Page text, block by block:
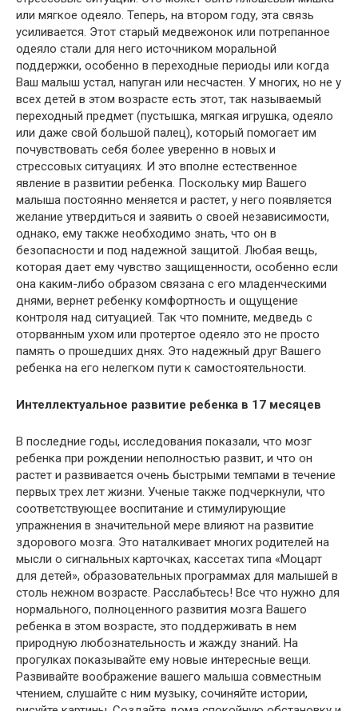
или мягкое одеяло. Теперь, на втором году, эта связь
усиливается. Этот старый медвежонок или потрепанное
одеяло стали для него источником моральной
поддержки, особенно в переходные периоды или когда
Ваш малыш устал, напуган или несчастен. У многих, но не у
всех детей в этом возрасте есть этот, так называемый
переходный предмет (пустышка, мягкая игрушка, одеяло
или даже свой большой палец), который помогает им
почувствовать себя более уверенно в новых и
стрессовых ситуациях. И это вполне естественное
явление в развитии ребенка. Поскольку мир Вашего
малыша постоянно меняется и растет, у него появляется
желание утвердиться и заявить о своей независимости,
однако, ему также необходимо знать, что он в
безопасности и под надежной защитой. Любая вещь,
которая дает ему чувство защищенности, особенно если
она каким-либо образом связана с его младенческими
днями, вернет ребенку комфортность и ощущение
контроля над ситуацией. Так что помните, медведь с
оторванным ухом или протертое одеяло это не просто
память о прошедших днях. Это надежный друг Вашего
ребенка на его нелегком пути к самостоятельности.
Интеллектуальное развитие ребенка в 17 месяцев
В последние годы, исследования показали, что мозг
ребенка при рождении неполностью развит, и что он
растет и развивается очень быстрыми темпами в течение
первых трех лет жизни. Ученые также подчеркнули, что
соответствующее воспитание и стимулирующие
упражнения в значительной мере влияют на развитие
здорового мозга. Это наталкивает многих родителей на
мысли о сигнальных карточках, кассетах типа «Моцарт
для детей», образовательных программах для малышей в
столь нежном возрасте. Расслабьтесь! Все что нужно для
нормального, полноценного развития мозга Вашего
ребенка в этом возрасте, это поддерживать в нем
природную любознательность и жажду знаний. На
прогулках показывайте ему новые интересные вещи.
Развивайте воображение вашего малыша совместным
чтением, слушайте с ним музыку, сочиняйте истории,